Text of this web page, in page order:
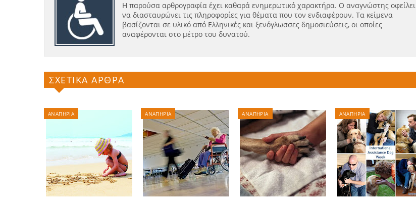
Η παρούσα αρθρογραφία έχει καθαρά ενημερωτικό χαρακτήρα. Ο αναγνώστης οφείλει
να διασταυρώνει τις πληροφορίες για θέματα που τον ενδιαφέρουν. Τα κείμενα
βασίζονται σε υλικό από Ελληνικές και ξενόγλωσσες δημοσιεύσεις, οι οποίες
αναφέρονται στο μέτρο του δυνατού.
ΣΧΕΤΙΚΑ ΑΡΘΡΑ
ΑΝΑΠΗΡΙΑ ΑΝΑΠΗΡΙΑ ΑΝΑΠΗΡΙΑ ΑΝΑΠΗΡΙΑ